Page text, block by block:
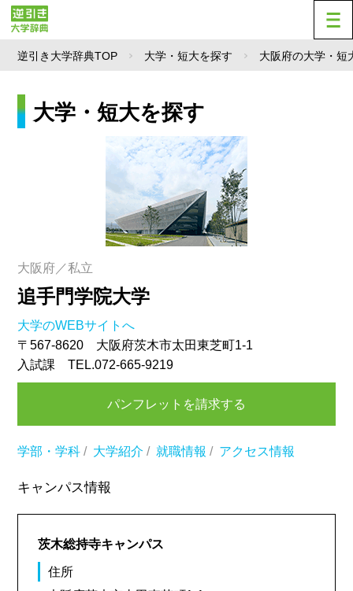
逆引き大学辞典TOP 大学・短大を探す 大阪府の大学・短
大学・短大を探す
大阪府／私立
追手門学院大学
大学のWEBサイトへ
〒567-8620 大阪府茨木市太田東芝町1-1
入試課 TEL.072-665-9219
パンフレットを請求する
学部・学科 / 大学紹介 / 就職情報 / アクセス情報
キャンパス情報
茨木総持寺キャンパス
住所